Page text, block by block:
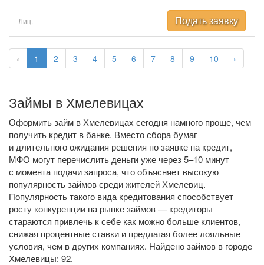
‹ 1 2 3 4 5 6 7 8 9 10 ›
Лиц. Подать заявку
Займы в Хмелевицах
Оформить займ в Хмелевицах сегодня намного проще, чем
получить кредит в банке. Вместо сбора бумаг
и длительного ожидания решения по заявке на кредит,
МФО могут перечислить деньги уже через 5–10 минут
с момента подачи запроса, что объясняет высокую
популярность займов среди жителей Хмелевиц.
Популярность такого вида кредитования способствует
росту конкуренции на рынке займов — кредиторы
стараются привлечь к себе как можно больше клиентов,
снижая процентные ставки и предлагая более лояльные
условия, чем в других компаниях. Найдено займов в городе
Хмелевицы: 92.